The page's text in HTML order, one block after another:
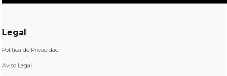
Legal
Política de Privacidad
Aviso Legal